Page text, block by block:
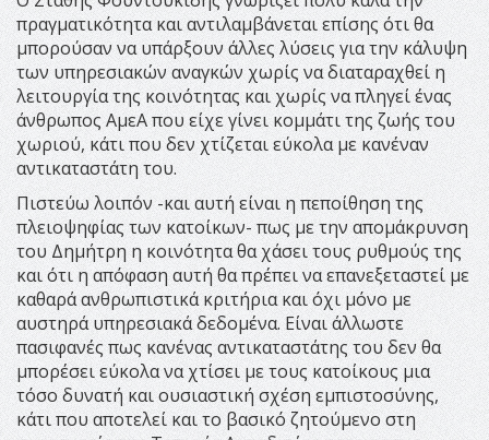
πραγματικότητα και αντιλαμβάνεται επίσης ότι θα
μπορούσαν να υπάρξουν άλλες λύσεις για την κάλυψη
των υπηρεσιακών αναγκών χωρίς να διαταραχθεί η
λειτουργία της κοινότητας και χωρίς να πληγεί ένας
άνθρωπος ΑμεΑ που είχε γίνει κομμάτι της ζωής του
χωριού, κάτι που δεν χτίζεται εύκολα με κανέναν
αντικαταστάτη του.
Πιστεύω λοιπόν -και αυτή είναι η πεποίθηση της
πλειοψηφίας των κατοίκων- πως με την απομάκρυνση
του Δημήτρη η κοινότητα θα χάσει τους ρυθμούς της
και ότι η απόφαση αυτή θα πρέπει να επανεξεταστεί με
καθαρά ανθρωπιστικά κριτήρια και όχι μόνο με
αυστηρά υπηρεσιακά δεδομένα. Είναι άλλωστε
πασιφανές πως κανένας αντικαταστάτης του δεν θα
μπορέσει εύκολα να χτίσει με τους κατοίκους μια
τόσο δυνατή και ουσιαστική σχέση εμπιστοσύνης,
κάτι που αποτελεί και το βασικό ζητούμενο στη